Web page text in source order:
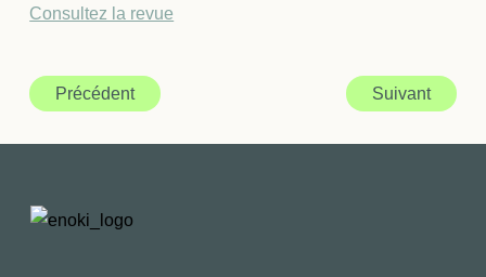
Consultez la revue
Précédent Suivant